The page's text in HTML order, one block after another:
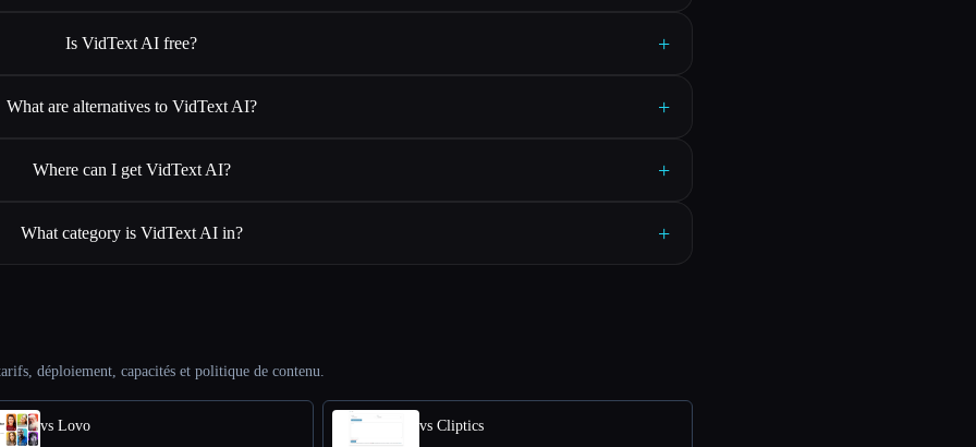
Is VidText AI free? +
What are alternatives to VidText AI? +
Where can I get VidText AI? +
What category is VidText AI in? +
déploiement, capacités et politique de contenu.
vs Lovo vs Cliptics